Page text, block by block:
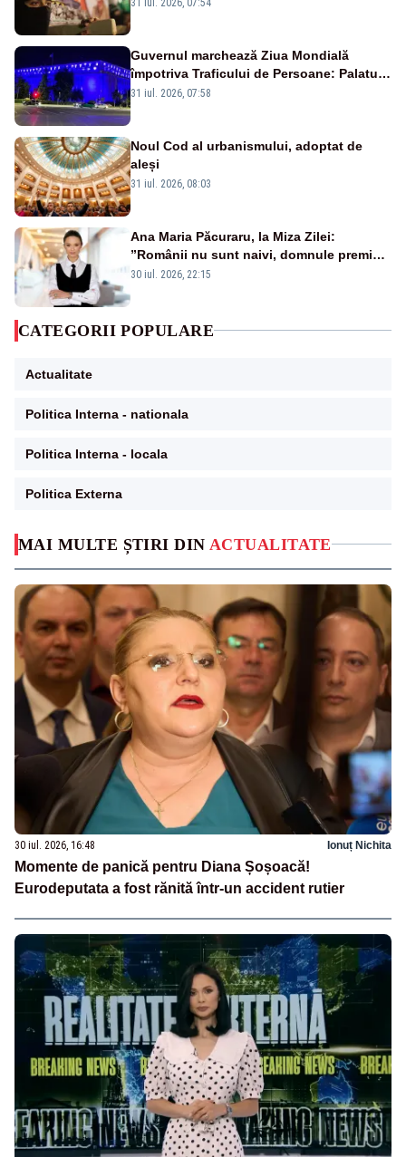
MAI MULTE ȘTIRI DIN ACTUALITATE
30 iul. 2026, 16:48 Ionuț Nichita
Momente de panică pentru Diana Șoșoacă!
Eurodeputata a fost rănită într-un accident rutier
Guvernul marchează Ziua Mondială
împotriva Traficului de Persoane: Palatul
Victoria, iluminat în albastru
31 iul. 2026, 07:58
Noul Cod al urbanismului, adoptat de
aleși
31 iul. 2026, 08:03
Ana Maria Păcuraru, la Miza Zilei:
”Românii nu sunt naivi, domnule premier
Bolojan”
30 iul. 2026, 22:15
CATEGORII POPULARE
Actualitate
Politica Interna - nationala
Politica Interna - locala
Politica Externa